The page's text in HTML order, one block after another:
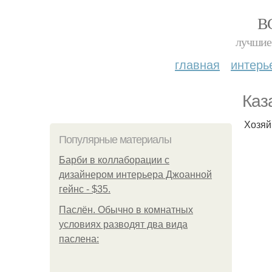
лучшие
главная
Популярные материалы
Барби в коллаборации с
дизайнером интерьера Джоанной
гейнс - $35.
Паслён. Обычно в комнатных
условиях разводят два вида
паслена: